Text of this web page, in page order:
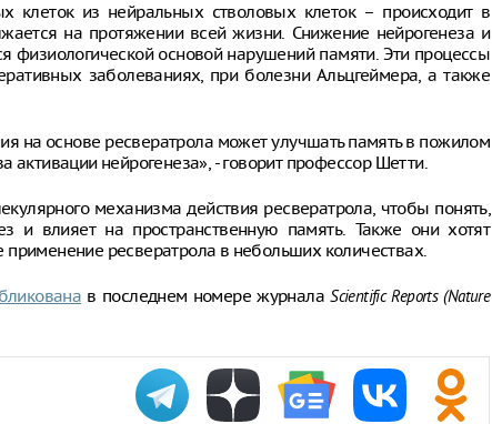
клеток из нейральных стволовых клеток – происходит в
на протяжении всей жизни. Снижение нейрогенеза и
физиологической основой нарушений памяти. Эти процессы
заболеваниях, при болезни Альцгеймера, а также
на основе ресвератрола может улучшать память в пожилом
активации нейрогенеза», - говорит профессор Шетти.
механизма действия ресвератрола, чтобы понять,
и влияет на пространственную память. Также они хотят
применение ресвератрола в небольших количествах.
в последнем номере журналаScientific Reports (Nature